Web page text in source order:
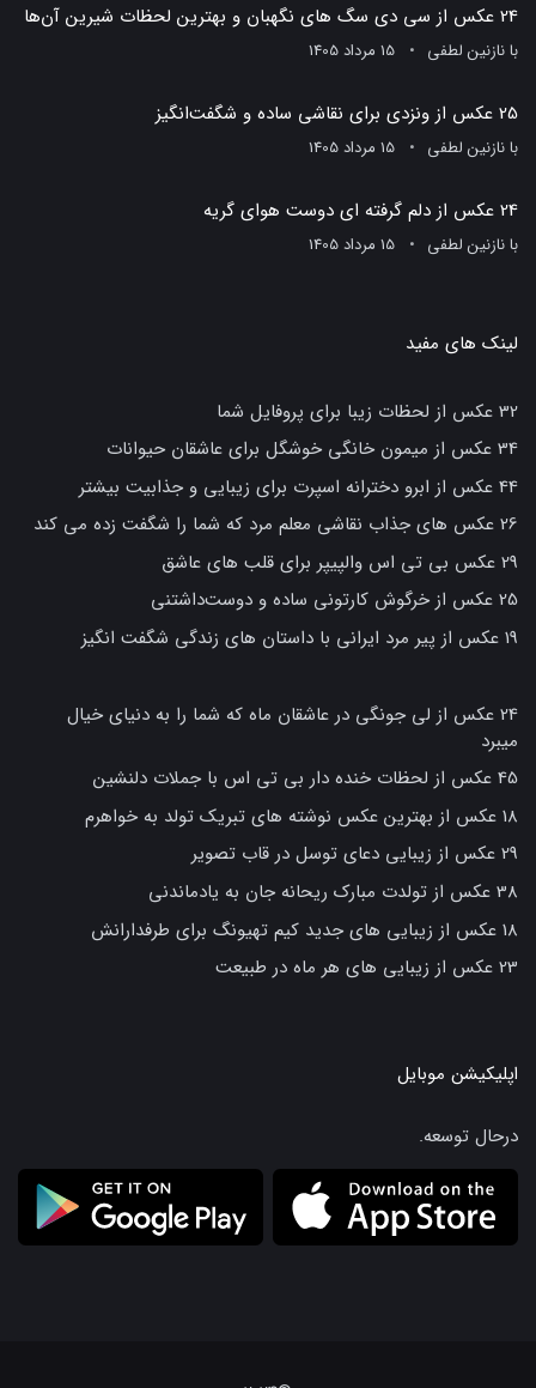
24 عکس از سی دی سگ های نگهبان و بهترین لحظات شیرین آن‌ها
بانازنین لطفی 15 مرداد 1405
25 عکس از ونزدی برای نقاشی ساده و شگفت‌انگیز
بانازنین لطفی 15 مرداد 1405
24 عکس از دلم گرفته ای دوست هوای گریه
بانازنین لطفی 15 مرداد 1405
لینک های مفید
32 عکس از لحظات زیبا برای پروفایل شما
34 عکس از میمون خانگی خوشگل برای عاشقان حیوانات
44 عکس از ابرو دخترانه اسپرت برای زیبایی و جذابیت بیشتر
26 عکس های جذاب نقاشی معلم مرد که شما را شگفت زده می کند
29 عکس بی تی اس والپیپر برای قلب های عاشق
25 عکس از خرگوش کارتونی ساده و دوست‌داشتنی
19 عکس از پیر مرد ایرانی با داستان های زندگی شگفت انگیز
24 عکس از لی جونگی در عاشقان ماه که شما را به دنیای خیال
میبرد
45 عکس از لحظات خنده دار بی تی اس با جملات دلنشین
18 عکس از بهترین عکس نوشته های تبریک تولد به خواهرم
29 عکس از زیبایی دعای توسل در قاب تصویر
38 عکس از تولدت مبارک ریحانه جان به یادماندنی
18 عکس از زیبایی های جدید کیم تهیونگ برای طرفدارانش
23 عکس از زیبایی های هر ماه در طبیعت
اپلیکیشن موبایل
درحال توسعه.